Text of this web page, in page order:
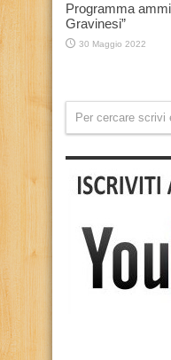
Programma
Gravinesi”
30 Maggio 2022